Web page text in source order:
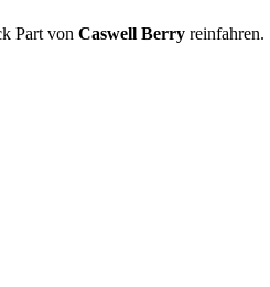
Part von Caswell Berry reinfahren.